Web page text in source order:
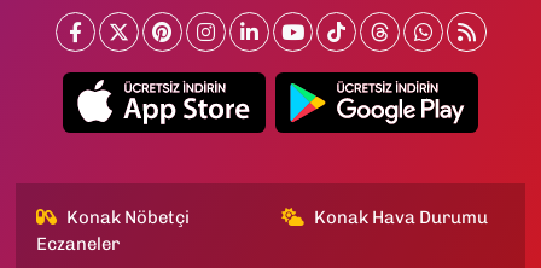
Konak Nöbetçi
Eczaneler
Konak Hava Durumu